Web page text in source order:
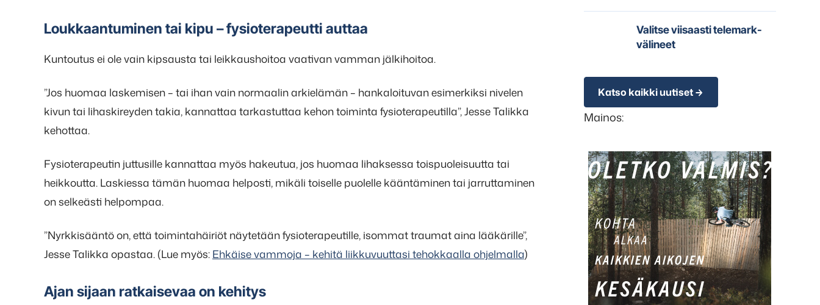
Loukkaantuminen tai kipu – fysioterapeutti auttaa
Kuntoutus ei ole vain kipsausta tai leikkaushoitoa vaativan vamman jälkihoitoa.
”Jos huomaa laskemisen – tai ihan vain normaalin arkielämän – hankaloituvan esimerkiksi nivelen
kivun tai lihaskireyden takia, kannattaa tarkastuttaa kehon toiminta fysioterapeutilla”, Jesse Talikka
kehottaa.
Fysioterapeutin juttusille kannattaa myös hakeutua, jos huomaa lihaksessa toispuoleisuutta tai
heikkoutta. Laskiessa tämän huomaa helposti, mikäli toiselle puolelle kääntäminen tai jarruttaminen
on selkeästi helpompaa.
”Nyrkkisääntö on, että toimintahäiriöt näytetään fysioterapeutille, isommat traumat aina lääkärille”,
Jesse Talikka opastaa. (Lue myös: Ehkäise vammoja – kehitä liikkuvuuttasi tehokkaalla ohjelmalla)
Ajan sijaan ratkaisevaa on kehitys
Valitse viisaasti telemark-
välineet
Katso kaikki uutiset
Mainos: